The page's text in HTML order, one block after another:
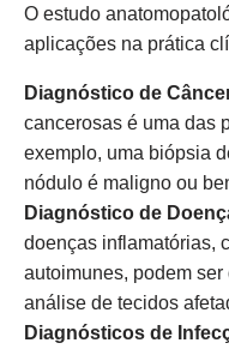
O estudo
aplicações na prática
Diagnóstico de
cancerosas é uma das
exemplo, uma biópsia
nódulo é maligno ou
Diagnóstico de
doenças inflamatórias,
autoimunes, podem
análise de tecidos
Diagnósticos de